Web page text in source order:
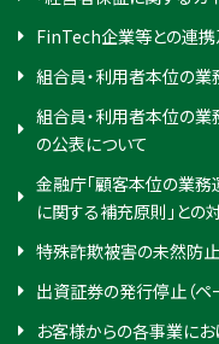
FinTech企業等との連
組合員・利用者本位の
組合員・利用者本位の
の公表について
金融庁「顧客本位の業務
に関する補充原則」との
特殊詐欺被害の未然防
出資証券の発行停止（ペ
お客様からの各事業にお